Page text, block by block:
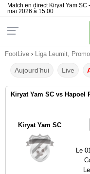
Match en direct Kiryat Yam
mai 2026 à 15:00
FootLive › Liga Leumit,
Aujourd'hui Live
Kiryat Yam SC vs Hapoel
Kiryat Yam SC
Le